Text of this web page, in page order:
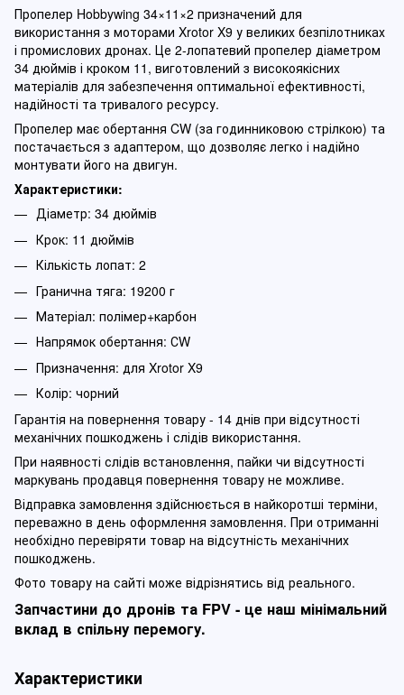
Пропелер Hobbywing 34×11×2 призначений для
використання з моторами Xrotor X9 у великих безпілотниках
і промислових дронах. Це 2-лопатевий пропелер діаметром
34 дюймів і кроком 11, виготовлений з високоякісних
матеріалів для забезпечення оптимальної ефективності,
надійності та тривалого ресурсу.
​Пропелер має обертання CW (за годинниковою стрілкою) та
постачається з адаптером, що дозволяє легко і надійно
монтувати його на двигун.
Характеристики:
Діаметр: 34 дюймів
Крок: 11 дюймів
Кількість лопат: 2
Гранична тяга: 19200 г
Матеріал: полімер+карбон
Напрямок обертання: СW
Призначення: для Xrotor X9
Колір: чорний
Гарантія на повернення товару - 14 днів при відсутності
механічних пошкоджень і слідів використання.
При наявності слідів встановлення, пайки чи відсутності
маркувань продавця повернення товару не можливе.
Відправка замовлення здійснюється в найкоротші терміни,
переважно в день оформлення замовлення. При отриманні
необхідно перевіряти товар на відсутність механічних
пошкоджень.
Фото товару на сайті може відрізнятись від реального.
Запчастини до дронів та FPV - це наш мінімальний
вклад в спільну перемогу.
Характеристики